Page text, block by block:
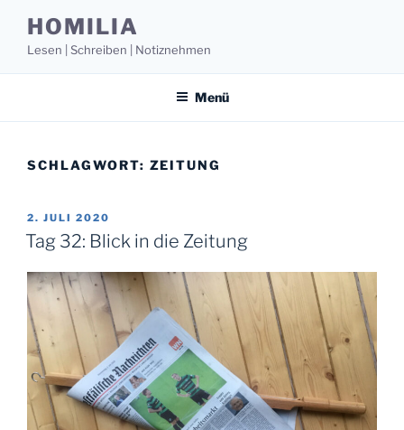
Inhalt
springen
HOMILIA
Lesen | Schreiben | Notiznehmen
Menü
SCHLAGWORT: ZEITUNG
VERÖFFENTLICHT
AM
2. JULI 2020
Tag 32: Blick in die Zeitung